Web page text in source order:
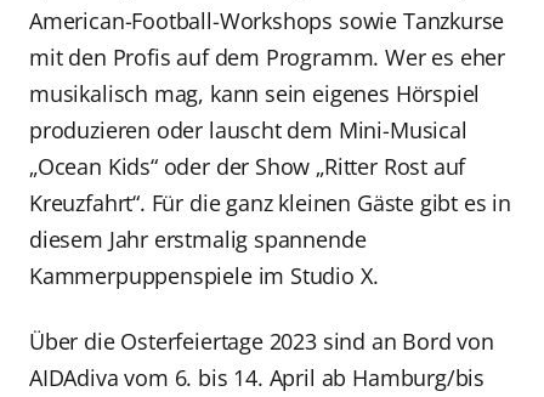
American-Football-Workshops sowie Tanzkurse
mit den Profis auf dem Programm. Wer es eher
musikalisch mag, kann sein eigenes Hörspiel
produzieren oder lauscht dem Mini-Musical
„Ocean Kids“ oder der Show „Ritter Rost auf
Kreuzfahrt“. Für die ganz kleinen Gäste gibt es in
diesem Jahr erstmalig spannende
Kammerpuppenspiele im Studio X.
Über die Osterfeiertage 2023 sind an Bord von
AIDAdiva vom 6. bis 14. April ab Hamburg/bis